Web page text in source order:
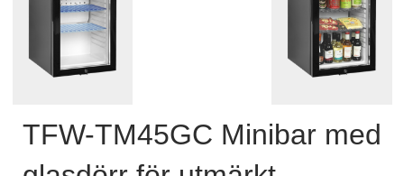
TFW-TM45GC Minibar med